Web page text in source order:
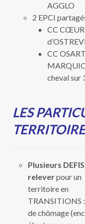
AGGLO
2 EPCI
CC CŒUR
CC
cheval sur
LES
TERRITOIRE
Plusieurs
releverpour un
territoire en
TRANSITIONS
de chômage